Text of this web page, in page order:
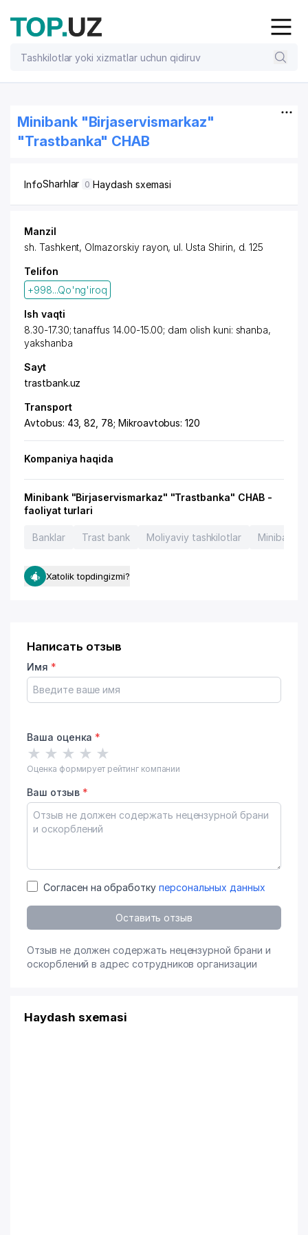
Minibank "Birjaservismarkaz"
"Trastbanka" CHAB
InfoSharhlar 0 Haydash sxemasi
Manzil
sh. Tashkent, Olmazorskiy rayon, ul. Usta Shirin, d. 125
Telifon
+998...Qo'ng'iroq
Ish vaqti
8.30-17.30; tanaffus 14.00-15.00; dam olish kuni: shanba,
yakshanba
Sayt
trastbank.uz
Transport
Avtobus: 43, 82, 78; Mikroavtobus: 120
Kompaniya haqida
Minibank "Birjaservismarkaz" "Trastbanka" CHAB -
faoliyat turlari
Banklar Trast bank Moliyaviy tashkilotlar Minibanklar
Xatolik topdingizmi?
Написать отзыв
Имя *
Ваша оценка *
★ ★ ★ ★ ★
Оценка формирует рейтинг компании
Ваш отзыв *
Согласен на обработку персональных данных
Оставить отзыв
Отзыв не должен содержать нецензурной брани и
оскорблений в адрес сотрудников организации
Haydash sxemasi